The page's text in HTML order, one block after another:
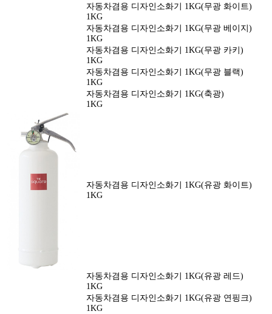
자동차겸용 디자인소화기 1KG(무광 화이트)
1KG
자동차겸용 디자인소화기 1KG(무광 베이지)
1KG
자동차겸용 디자인소화기 1KG(무광 카키)
1KG
자동차겸용 디자인소화기 1KG(무광 블랙)
1KG
자동차겸용 디자인소화기 1KG(축광)
1KG
자동차겸용 디자인소화기 1KG(유광 화이트)
1KG
자동차겸용 디자인소화기 1KG(유광 레드)
1KG
자동차겸용 디자인소화기 1KG(유광 연핑크)
1KG